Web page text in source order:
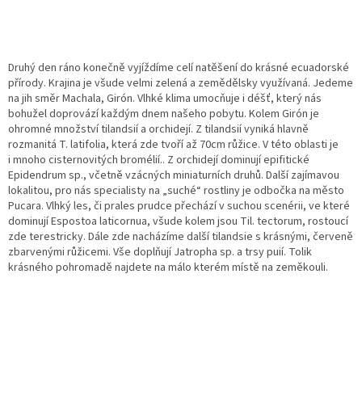
Druhý den ráno konečně vyjíždíme celí natěšení do krásné ecuadorské
přírody. Krajina je všude velmi zelená a zemědělsky využívaná. Jedeme
na jih směr Machala, Girón. Vlhké klima umocňuje i déšť, který nás
bohužel doprovází každým dnem našeho pobytu. Kolem Girón je
ohromné množství tilandsií a orchidejí. Z tilandsií vyniká hlavně
rozmanitá T. latifolia, která zde tvoří až 70cm růžice. V této oblasti je
i mnoho cisternovitých bromélií.. Z orchidejí dominují epifitické
Epidendrum sp., včetně vzácných miniaturních druhů. Další zajímavou
lokalitou, pro nás specialisty na „suché“ rostliny je odbočka na město
Pucara. Vlhký les, či prales prudce přechází v suchou scenérii, ve které
dominují Espostoa laticornua, všude kolem jsou Til. tectorum, rostoucí
zde terestricky. Dále zde nacházíme další tilandsie s krásnými, červeně
zbarvenými růžicemi. Vše doplňují Jatropha sp. a trsy puií. Tolik
krásného pohromadě najdete na málo kterém místě na zeměkouli.